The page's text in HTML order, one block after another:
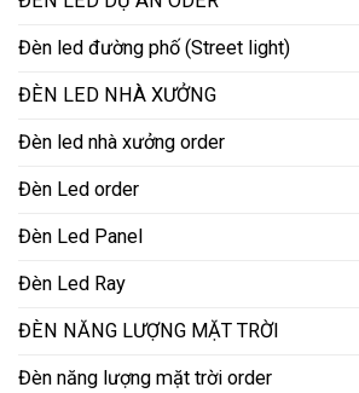
Đèn led đường phố (Street light)
ĐÈN LED NHÀ XƯỞNG
Đèn led nhà xưởng order
Đèn Led order
Đèn Led Panel
Đèn Led Ray
ĐÈN NĂNG LƯỢNG MẶT TRỜI
Đèn năng lượng mặt trời order